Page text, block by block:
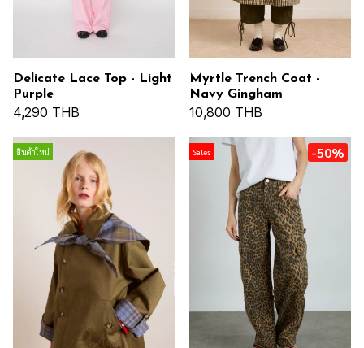
Delicate Lace Top - Light
Purple
4,290 THB
Myrtle Trench Coat -
Navy Gingham
10,800 THB
สินค้าใหม่ Sales -50%